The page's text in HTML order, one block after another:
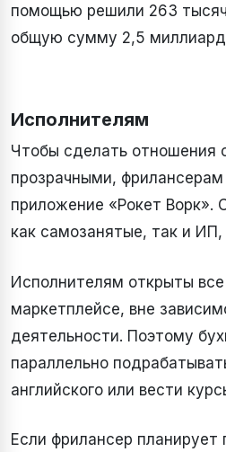
помощью решили 263
общую сумму 2,5
Исполнителям
Чтобы сделать отношения
прозрачными,
приложение «Рокет Ворк».
как самозанятые, так и ИП,
Исполнителям открыты
маркетплейсе, вне
деятельности. Поэтому
параллельно
английского или вести
Если фрилансер планирует